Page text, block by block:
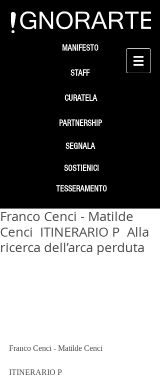
STAFF
SEGNALA
SOSTIENICI
MANIFESTO
PARTNERSHIP
TESSERAMENTO
CURATELA
Franco Cenci - Matilde
Cenci ITINERARIO P Alla
ricerca dell’arca perduta
Franco Cenci - Matilde Cenci
ITINERARIO P